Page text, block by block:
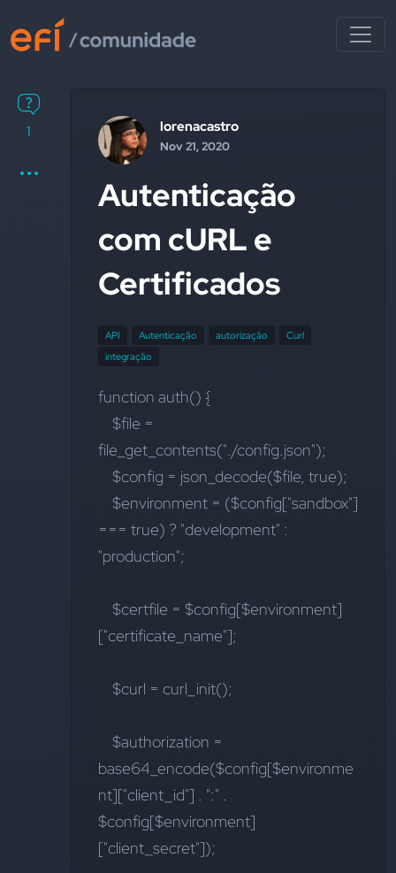
1 lorenacastro
Nov 21, 2020
Autenticação
com cURL e
Certificados
API Autenticação autorização
Curl
integração
function auth() {
file_get_contents("./config.json");
    $config = json_decode($file, true);
=== true) ? "development" :
"production";
["certificate_name"];
    $curl = curl_init();
base64_encode($config[$environme
nt]["client_id"] . ":" .
$config[$environment]
["client_secret"]);